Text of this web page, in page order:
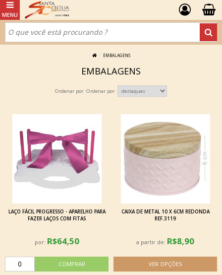
EMBALAGENS
EMBALAGENS
Ordenar por:
LAÇO FÁCIL PROGRESSO - APARELHO PARA
FAZER LAÇOS COM FITAS
por: R$64,50
CAIXA DE METAL 10 X 6CM REDONDA
REF.3119
a partir de: R$8,90